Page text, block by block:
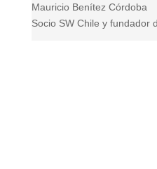
Mauricio Benítez Córdoba
Socio SW Chile y fundador